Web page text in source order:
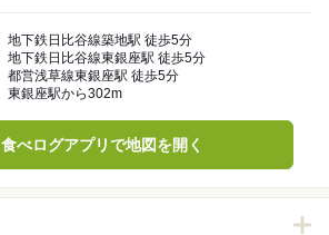
地下鉄日比谷線築地駅 徒歩5分
地下鉄日比谷線東銀座駅 徒歩5分
都営浅草線東銀座駅 徒歩5分
東銀座駅から302m
食べログアプリで地図を開く